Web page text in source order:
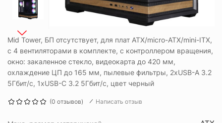
Mid Tower, БП отсутствует, для плат ATX/micro-ATX/mini-ITX,
с 4 вентиляторами в комплекте, с контроллером вращения,
окно: закаленное стекло, видеокарта до 420 мм,
охлаждение ЦП до 165 мм, пылевые фильтры, 2xUSB-A 3.2
5Гбит/с, 1xUSB-C 3.2 5Гбит/с, цвет черный
(0 отзывов) Написать отзыв